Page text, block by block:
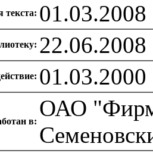
текста: 01.03.2008
22.06.2008
01.03.2000
в:
ОАО